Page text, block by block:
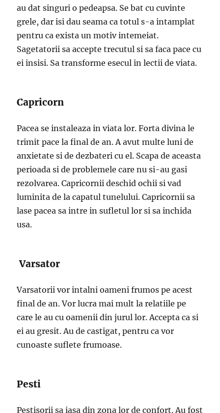
au dat singuri o pedeapsa. Se bat cu cuvinte
grele, dar isi dau seama ca totul s-a intamplat
pentru ca exista un motiv intemeiat.
Sagetatorii sa accepte trecutul si sa faca pace cu
ei insisi. Sa transforme esecul in lectii de viata.
Capricorn
Pacea se instaleaza in viata lor. Forta divina le
trimit pace la final de an. A avut multe luni de
anxietate si de dezbateri cu el. Scapa de aceasta
perioada si de problemele care nu si-au gasi
rezolvarea. Capricornii deschid ochii si vad
luminita de la capatul tunelului. Capricornii sa
lase pacea sa intre in sufletul lor si sa inchida
usa.
Varsator
Varsatorii vor intalni oameni frumos pe acest
final de an. Vor lucra mai mult la relatiile pe
care le au cu oamenii din jurul lor. Accepta ca si
ei au gresit. Au de castigat, pentru ca vor
cunoaste suflete frumoase.
Pesti
Pestisorii sa iasa din zona lor de confort. Au fost